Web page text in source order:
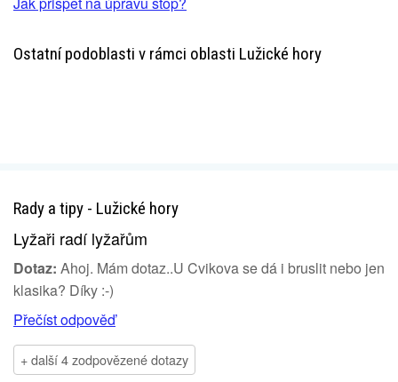
Ostatní podoblasti v rámci oblasti Lužické hory
Rady a tipy - Lužické hory
Lyžaři radí lyžařům
Dotaz: Ahoj. Mám dotaz..U Cvikova se dá i bruslit nebo jen
klasika? Díky :-)
Přečíst odpověď
+ další 4 zodpovězené dotazy